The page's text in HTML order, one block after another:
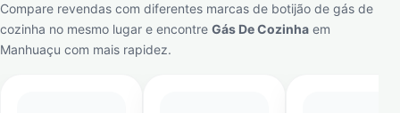
Compare revendas com diferentes marcas de botijão de gás de
cozinha no mesmo lugar e encontre Gás De Cozinha em
Manhuaçu com mais rapidez.